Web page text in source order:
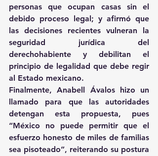
personas que ocupan casas sin el
debido proceso legal; y afirmó que
las decisiones recientes vulneran la
seguridad jurídica del
derechohabiente y debilitan el
principio de legalidad que debe regir
al Estado mexicano.
Finalmente, Anabell Ávalos hizo un
llamado para que las autoridades
detengan esta propuesta, pues
“México no puede permitir que el
esfuerzo honesto de miles de familias
sea pisoteado”, reiterando su postura